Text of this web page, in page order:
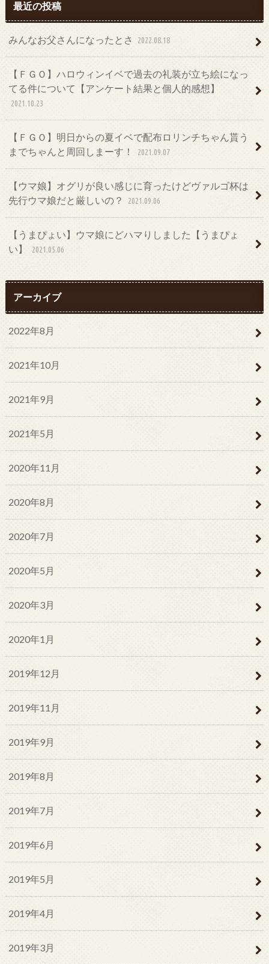
最近の投稿
みんなお父さんになったとさ 2022.08.18
【ＦＧＯ】ハロウィンイベで過去の礼装が立ち絵になっ
てる件について【アンケート結果と個人的感想】
2021.10.23
【ＦＧＯ】明日からの夏イベで配布ロリンチちゃん貰う
までちゃんと周回しまーす！
2021.09.07
【ウマ娘】オグリが良い感じに育ったけどヴァルゴ杯は
先行ウマ娘だと厳しいの？
2021.09.06
【うまぴょい】ウマ娘にどハマりしました【うまぴょ
い】
2021.05.06
アーカイブ
2022年8月
2021年10月
2021年9月
2021年5月
2020年11月
2020年8月
2020年7月
2020年5月
2020年3月
2020年1月
2019年12月
2019年11月
2019年9月
2019年8月
2019年7月
2019年6月
2019年5月
2019年4月
2019年3月